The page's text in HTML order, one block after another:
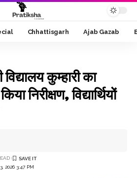
Chhattisgarh Ajab Gazab
कुम्हारी का
निरीक्षण, विद्यार्थियों
2026 3:47 PM